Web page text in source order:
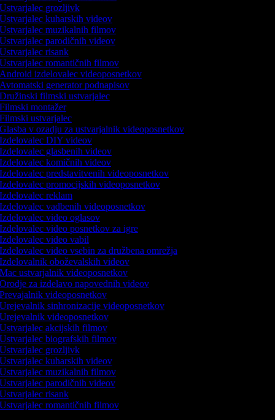
grozljivk
kuharskih videov
muzikalnih filmov
parodičnih videov
risank
romantičnih filmov
izdelovalec videoposnetkov
generator podnapisov
filmski ustvarjalec
montažer
ustvarjalec
v ozadju za ustvarjalnik videoposnetkov
DIY videov
glasbenih videov
komičnih videov
predstavitvenih videoposnetkov
promocijskih videoposnetkov
reklam
vadbenih videoposnetkov
video oglasov
video posnetkov za igre
video vabil
video vsebin za družbena omrežja
oboževalskih videov
ustvarjalnik videoposnetkov
za izdelavo napovednih videov
videoposnetkov
sinhronizacije videoposnetkov
videoposnetkov
akcijskih filmov
biografskih filmov
grozljivk
kuharskih videov
muzikalnih filmov
parodičnih videov
risank
romantičnih filmov